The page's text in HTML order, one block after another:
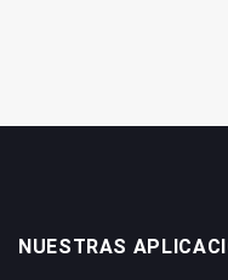
NUESTRAS